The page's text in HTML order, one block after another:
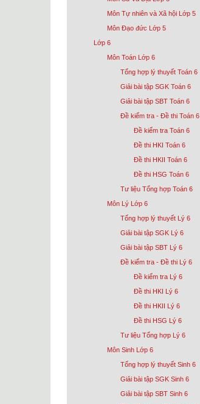
Môn Tự nhiên và Xã hội Lớp 5
Môn Đạo đức Lớp 5
Lớp 6
Môn Toán Lớp 6
Tổng hợp lý thuyết Toán 6
Giải bài tập SGK Toán 6
Giải bài tập SBT Toán 6
Đề kiểm tra - Đề thi Toán 6
Đề kiểm tra Toán 6
Đề thi HKI Toán 6
Đề thi HKII Toán 6
Đề thi HSG Toán 6
Tư liệu Tổng hợp Toán 6
Môn Lý Lớp 6
Tổng hợp lý thuyết Lý 6
Giải bài tập SGK Lý 6
Giải bài tập SBT Lý 6
Đề kiểm tra - Đề thi Lý 6
Đề kiểm tra Lý 6
Đề thi HKI Lý 6
Đề thi HKII Lý 6
Đề thi HSG Lý 6
Tư liệu Tổng hợp Lý 6
Môn Sinh Lớp 6
Tổng hợp lý thuyết Sinh 6
Giải bài tập SGK Sinh 6
Giải bài tập SBT Sinh 6